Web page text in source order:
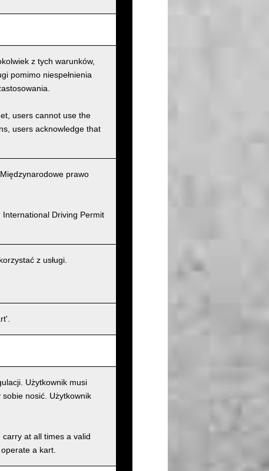
z tych warunków,
pomimo niespełnienia
users cannot use the
users acknowledge that
prawo
Driving Permit
z usługi.
Użytkownik musi
nosić. Użytkownik
at all times a valid
a kart.